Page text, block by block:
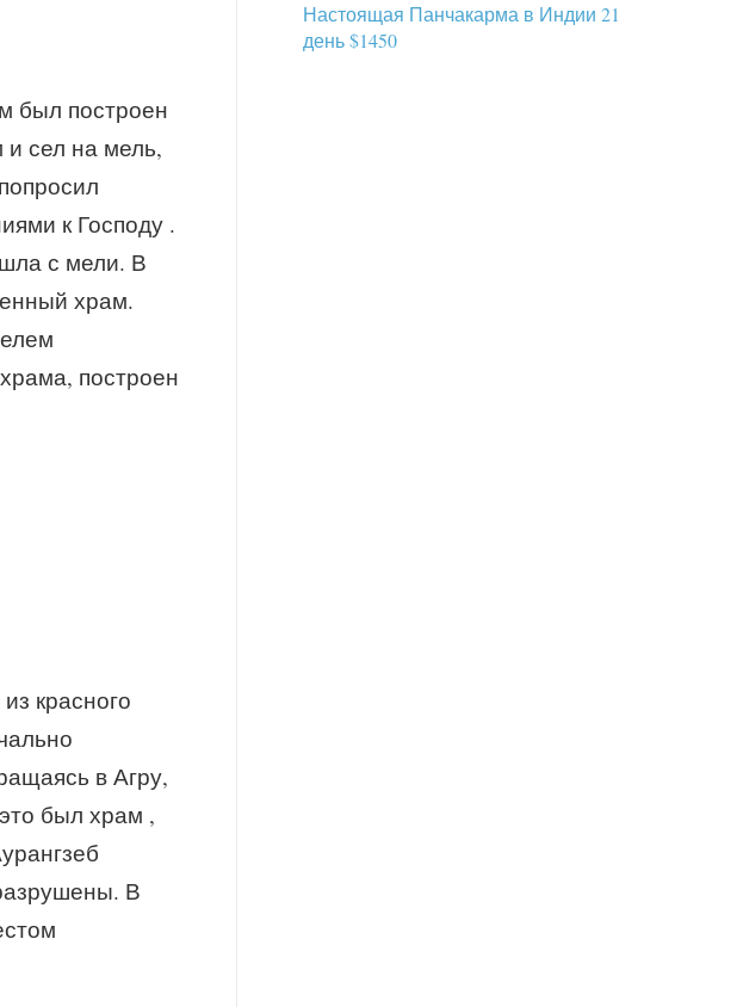
был построен
и сел на мель,
к Господу .
с мели. В
храм.
построен
красного
в Агру,
был храм ,
В
Настоящая Панчакарма в Индии 21
день $1450